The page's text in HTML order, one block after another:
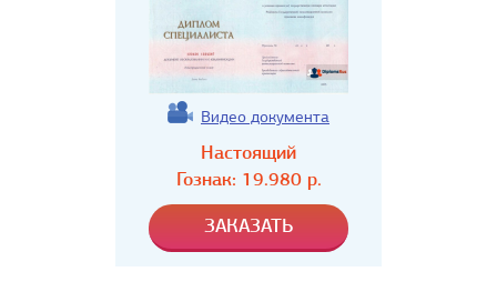
Видео документа
Настоящий
Гознак: 19.980р.